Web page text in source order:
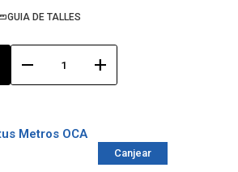
GUIA DE TALLES
remove add
Metros OCA
Canjear